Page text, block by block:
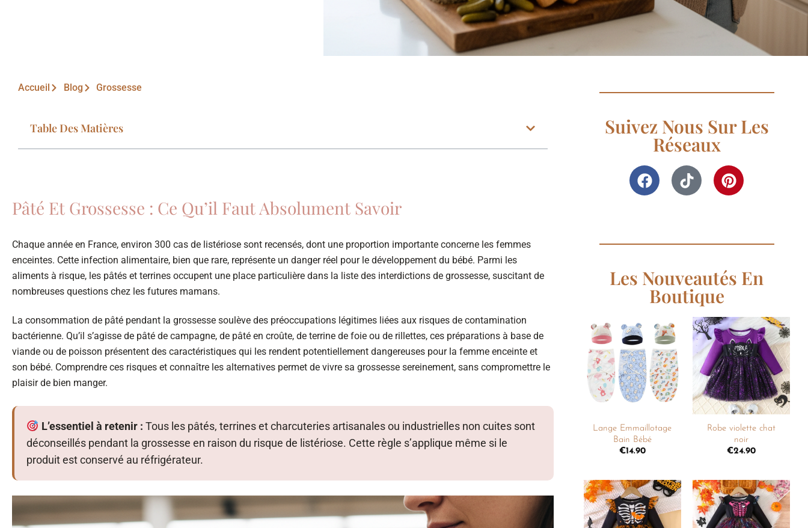
Accueil Blog Grossesse
Table Des Matières
Pâté Et Grossesse : Ce Qu’il Faut Absolument Savoir
Chaque année en France, environ 300 cas de listériose sont recensés, dont une proportion importante concerne les femmes
enceintes. Cette infection alimentaire, bien que rare, représente un danger réel pour le développement du bébé. Parmi les
aliments à risque, les pâtés et terrines occupent une place particulière dans la liste des interdictions de grossesse, suscitant de
nombreuses questions chez les futures mamans.
La consommation de pâté pendant la grossesse soulève des préoccupations légitimes liées aux risques de contamination
bactérienne. Qu’il s’agisse de pâté de campagne, de pâté en croûte, de terrine de foie ou de rillettes, ces préparations à base de
viande ou de poisson présentent des caractéristiques qui les rendent potentiellement dangereuses pour la femme enceinte et
son bébé. Comprendre ces risques et connaître les alternatives permet de vivre sa grossesse sereinement, sans compromettre le
plaisir de bien manger.
L’essentiel à retenir : Tous les pâtés, terrines et charcuteries artisanales ou industrielles non cuites sont
déconseillés pendant la grossesse en raison du risque de listériose. Cette règle s’applique même si le
produit est conservé au réfrigérateur.
Suivez Nous Sur Les
Réseaux
Les Nouveautés En
Boutique
Ajouter
à la
liste de
souhaits
+
Lange Emmaillotage
Bain Bébé
€14.90
Ajouter
à la
liste de
souhaits
+
Robe violette chat
noir
€24.90
Ajouter
à la
Ajouter
à la